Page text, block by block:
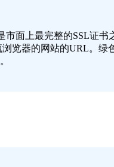
市面上最完整的SSL证
览器的网站的URL。